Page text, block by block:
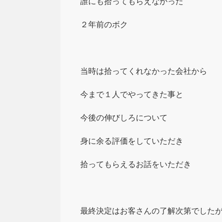
２年前のボク
当時は拾ってくれなかった会社から
今まで１人でやってきた事と
今後の伸びしろについて
身に余る評価をしていただき
拾ってもらえるお話をいただき
最終決定はお客さんの了解次第でした